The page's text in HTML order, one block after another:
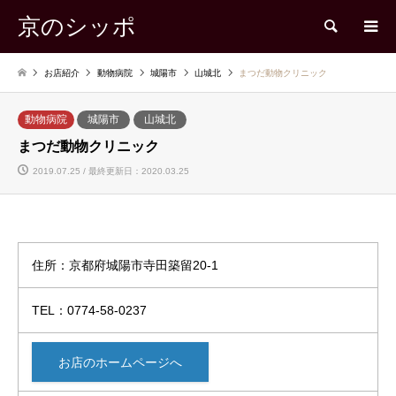
京のシッポ 検索
お店紹介 動物病院 城陽市 山城北 まつだ動物クリニック
動物病院 城陽市 山城北
まつだ動物クリニック
2019.07.25 / 最終更新日：2020.03.25
住所：京都府城陽市寺田築留20-1
TEL：0774-58-0237
お店のホームページへ